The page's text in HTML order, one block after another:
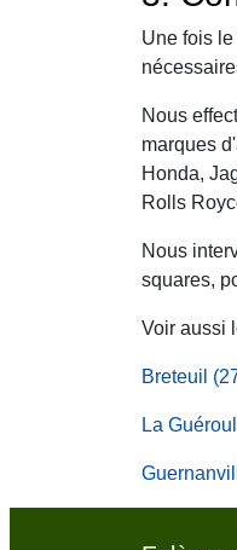
Une fois
Nous
marques
Honda,
Rolls
Nous
squares,
Voir aussi
Breteuil
La